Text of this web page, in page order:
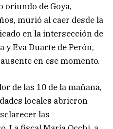
oriundo de Goya,
murió al caer desde la
en la intersección de
y Eva Duarte de Perón,
en ese momento.
de las 10 de la mañana,
locales abrieron
las